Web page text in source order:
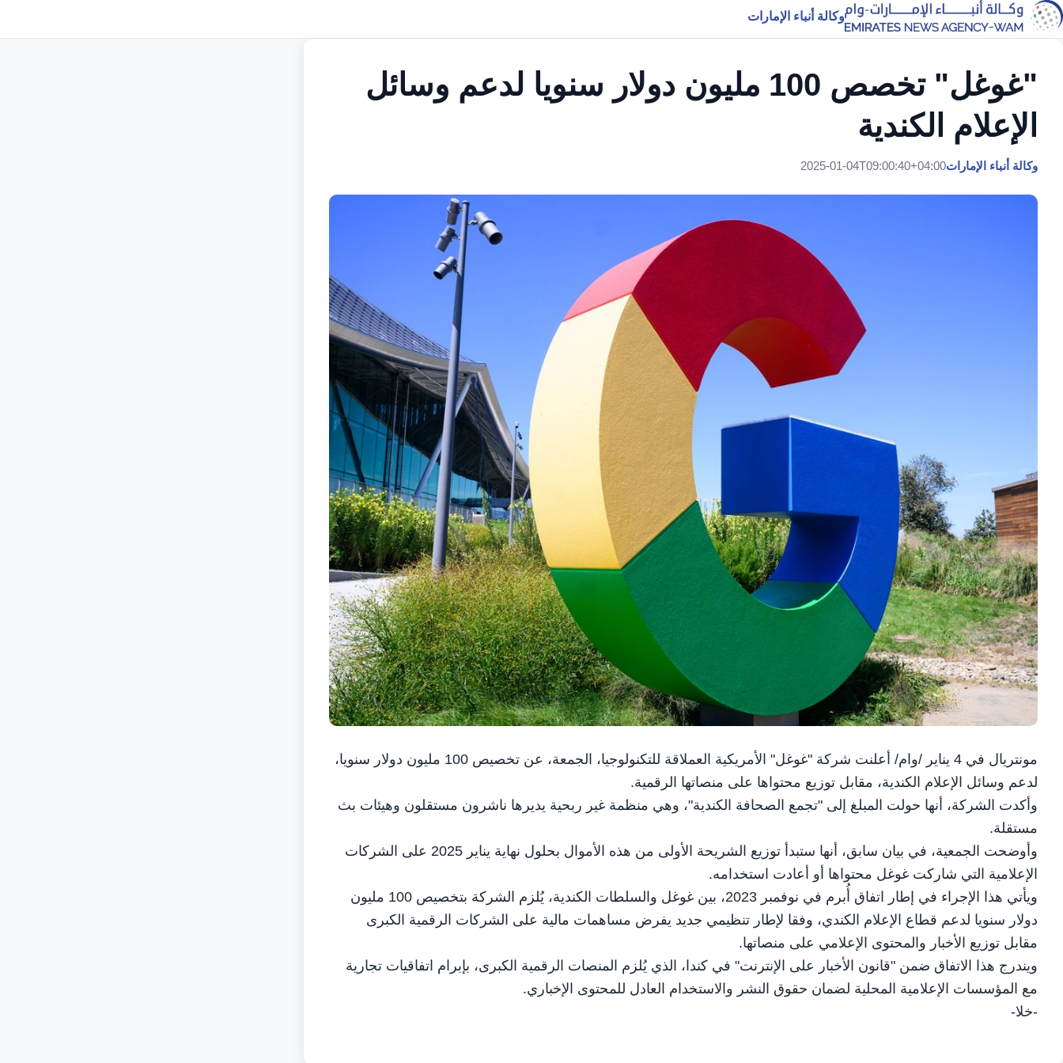
وكالة أنباء الإمارات
"غوغل" تخصص 100 مليون دولار سنويا لدعم وسائل
الإعلام الكندية
وكالة أنباء الإمارات2025-01-04T09:00:40+04:00
مونتريال في 4 يناير /وام/ أعلنت شركة "غوغل" الأمريكية العملاقة للتكنولوجيا، الجمعة، عن تخصيص 100 مليون دولار سنويا،
لدعم وسائل الإعلام الكندية، مقابل توزيع محتواها على منصاتها الرقمية.
وأكدت الشركة، أنها حولت المبلغ إلى "تجمع الصحافة الكندية"، وهي منظمة غير ربحية يديرها ناشرون مستقلون وهيئات بث
مستقلة.
وأوضحت الجمعية، في بيان سابق، أنها ستبدأ توزيع الشريحة الأولى من هذه الأموال بحلول نهاية يناير 2025 على الشركات
الإعلامية التي شاركت غوغل محتواها أو أعادت استخدامه.
ويأتي هذا الإجراء في إطار اتفاق أُبرم في نوفمبر 2023، بين غوغل والسلطات الكندية، يُلزم الشركة بتخصيص 100 مليون
دولار سنويا لدعم قطاع الإعلام الكندي، وفقا لإطار تنظيمي جديد يفرض مساهمات مالية على الشركات الرقمية الكبرى
مقابل توزيع الأخبار والمحتوى الإعلامي على منصاتها.
ويندرج هذا الاتفاق ضمن "قانون الأخبار على الإنترنت" في كندا، الذي يُلزم المنصات الرقمية الكبرى، بإبرام اتفاقيات تجارية
مع المؤسسات الإعلامية المحلية لضمان حقوق النشر والاستخدام العادل للمحتوى الإخباري.
-خلا-